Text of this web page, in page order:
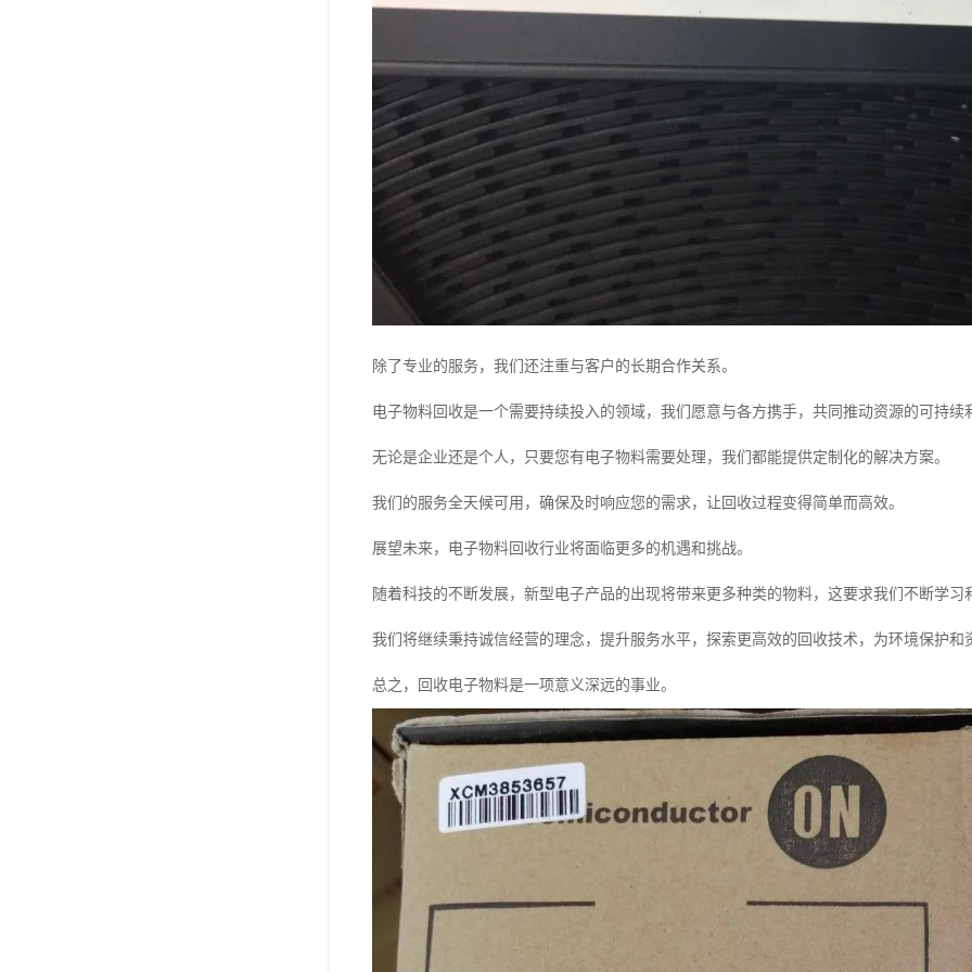
除了专业的服务，我们还注重与客户的长期合作关系。
电子物料回收是一个需要持续投入的领域，我们愿意与各方携手，共同推动资源的可持续
无论是企业还是个人，只要您有电子物料需要处理，我们都能提供定制化的解决方案。
我们的服务全天候可用，确保及时响应您的需求，让回收过程变得简单而高效。
展望未来，电子物料回收行业将面临更多的机遇和挑战。
随着科技的不断发展，新型电子产品的出现将带来更多种类的物料，这要求我们不断学习
我们将继续秉持诚信经营的理念，提升服务水平，探索更高效的回收技术，为环境保护和
总之，回收电子物料是一项意义深远的事业。